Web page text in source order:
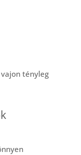
tényleg